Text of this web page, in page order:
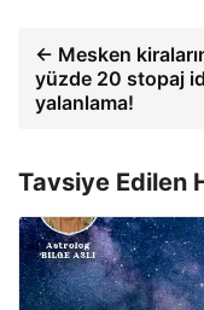
← Mesken
yüzde 20 stopaj
yalanlama!
Tavsiye Edilen